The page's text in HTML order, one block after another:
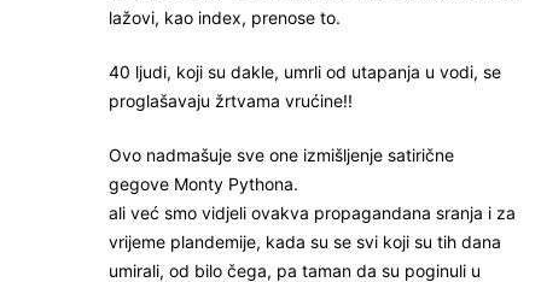
lažovi, kao index, prenose to.
40 ljudi, koji su dakle, umrli od utapanja u vodi, se
proglašavaju žrtvama vrućine!!
Ovo nadmašuje sve one izmišljenje satirične
gegove Monty Pythona.
ali već smo vidjeli ovakva propagandana sranja i za
vrijeme plandemije, kada su se svi koji su tih dana
umirali, od bilo čega, pa taman da su poginuli u